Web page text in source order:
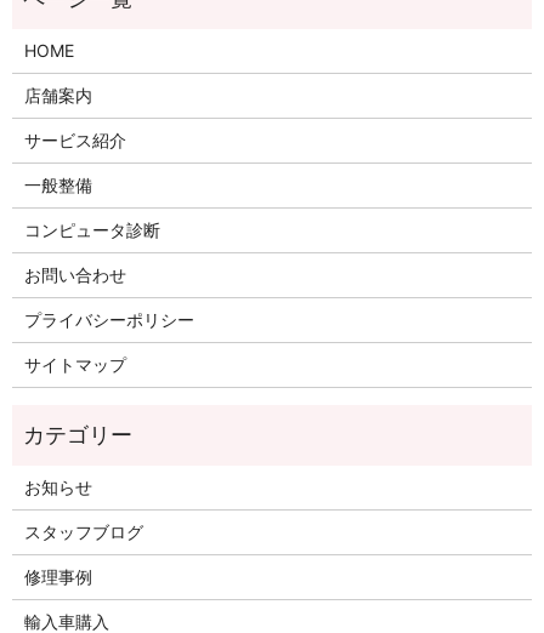
HOME
店舗案内
サービス紹介
一般整備
コンピュータ診断
お問い合わせ
プライバシーポリシー
サイトマップ
お知らせ
スタッフブログ
修理事例
輸入車購入